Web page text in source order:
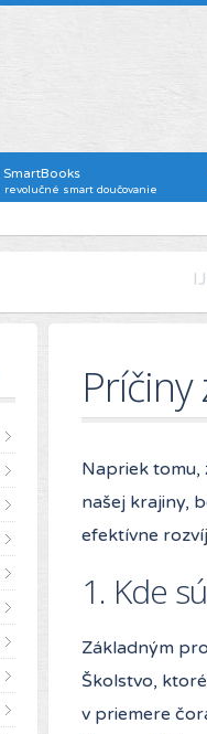
SmartBooks
revolučné smart doučovanie
Napriek tomu,
našej krajiny,
efektívne
1. Kde
Základným
Školstvo,
v priemere